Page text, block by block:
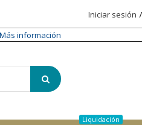
Iniciar sesión
Más información